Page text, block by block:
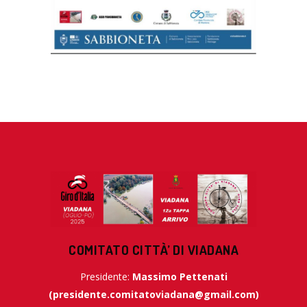
COMITATO CITTÀ’ DI VIADANA
Presidente: Massimo Pettenati
(presidente.comitatoviadana@gmail.com)